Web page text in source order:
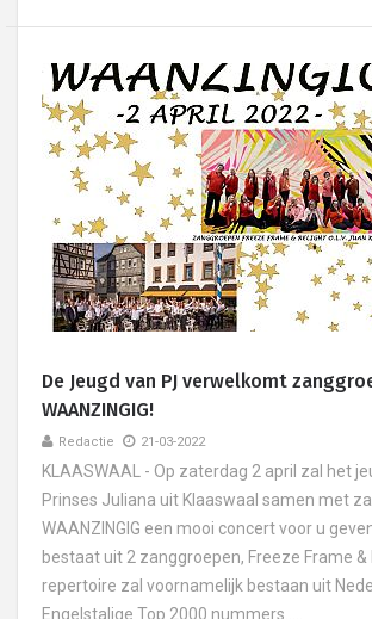
De Jeugd van PJ verwelkomt
WAANZINGIG!
Redactie 21-03-2022
KLAASWAAL - Op zaterdag 2 april zal het
Prinses Juliana uit Klaaswaal samen met
WAANZINGIG een mooi concert voor u
bestaat uit 2 zanggroepen, Freeze Frame &
repertoire zal voornamelijk bestaan uit
Engelstalige Top 2000 nummers.....